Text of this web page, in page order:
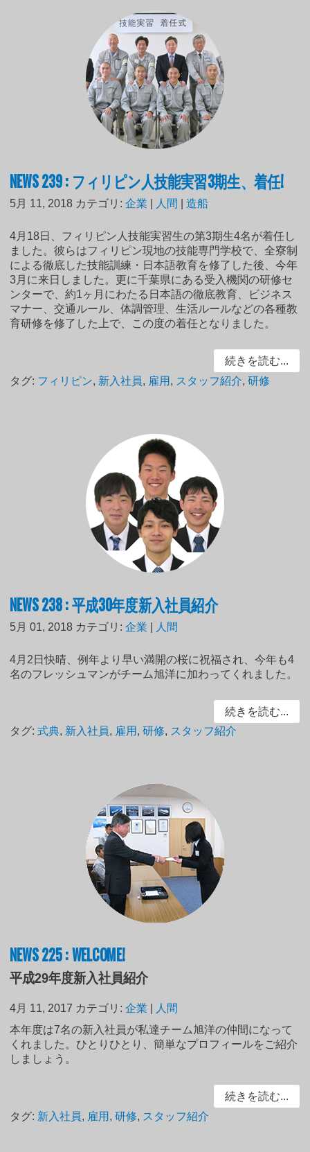
NEWS 239 : フィリピン人技能実習3期生、着任!
5月 11, 2018 カテゴリ:企業 人間 |造船
4月18日、フィリピン人技能実習生の第3期生4名が着任し
ました。彼らはフィリピン現地の技能専門学校で、全寮制
による徹底した技能訓練・日本語教育を修了した後、今年
3月に来日しました。更に千葉県にある受入機関の研修セ
ンターで、約1ヶ月にわたる日本語の徹底教育、ビジネス
マナー、交通ルール、体調管理、生活ルールなどの各種教
育研修を修了した上で、この度の着任となりました。
続きを読む...
タグ: フィリピン, 新入社員, 雇用 , スタッフ紹介,研修
NEWS 238 : 平成30年度新入社員紹介
5月 01, 2018 カテゴリ:企業 人間
4月2日快晴、例年より早い満開の桜に祝福され、今年も4
名のフレッシュマンがチーム旭洋に加わってくれました。
続きを読む...
タグ:式典, 新入社員, 雇用 ,研修, スタッフ紹介
NEWS 225 : WELCOME!
平成29年度新入社員紹介
4月 11, 2017 カテゴリ:企業
人間
本年度は7名の新入社員が私達チーム旭洋の仲間になって
くれました。ひとりひとり、簡単なプロフィールをご紹介
しましょう。
続きを読む...
タグ: 新入社員, 雇用 ,研修, スタッフ紹介